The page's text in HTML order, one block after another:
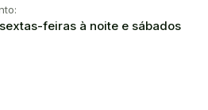
feiras à noite e sábados